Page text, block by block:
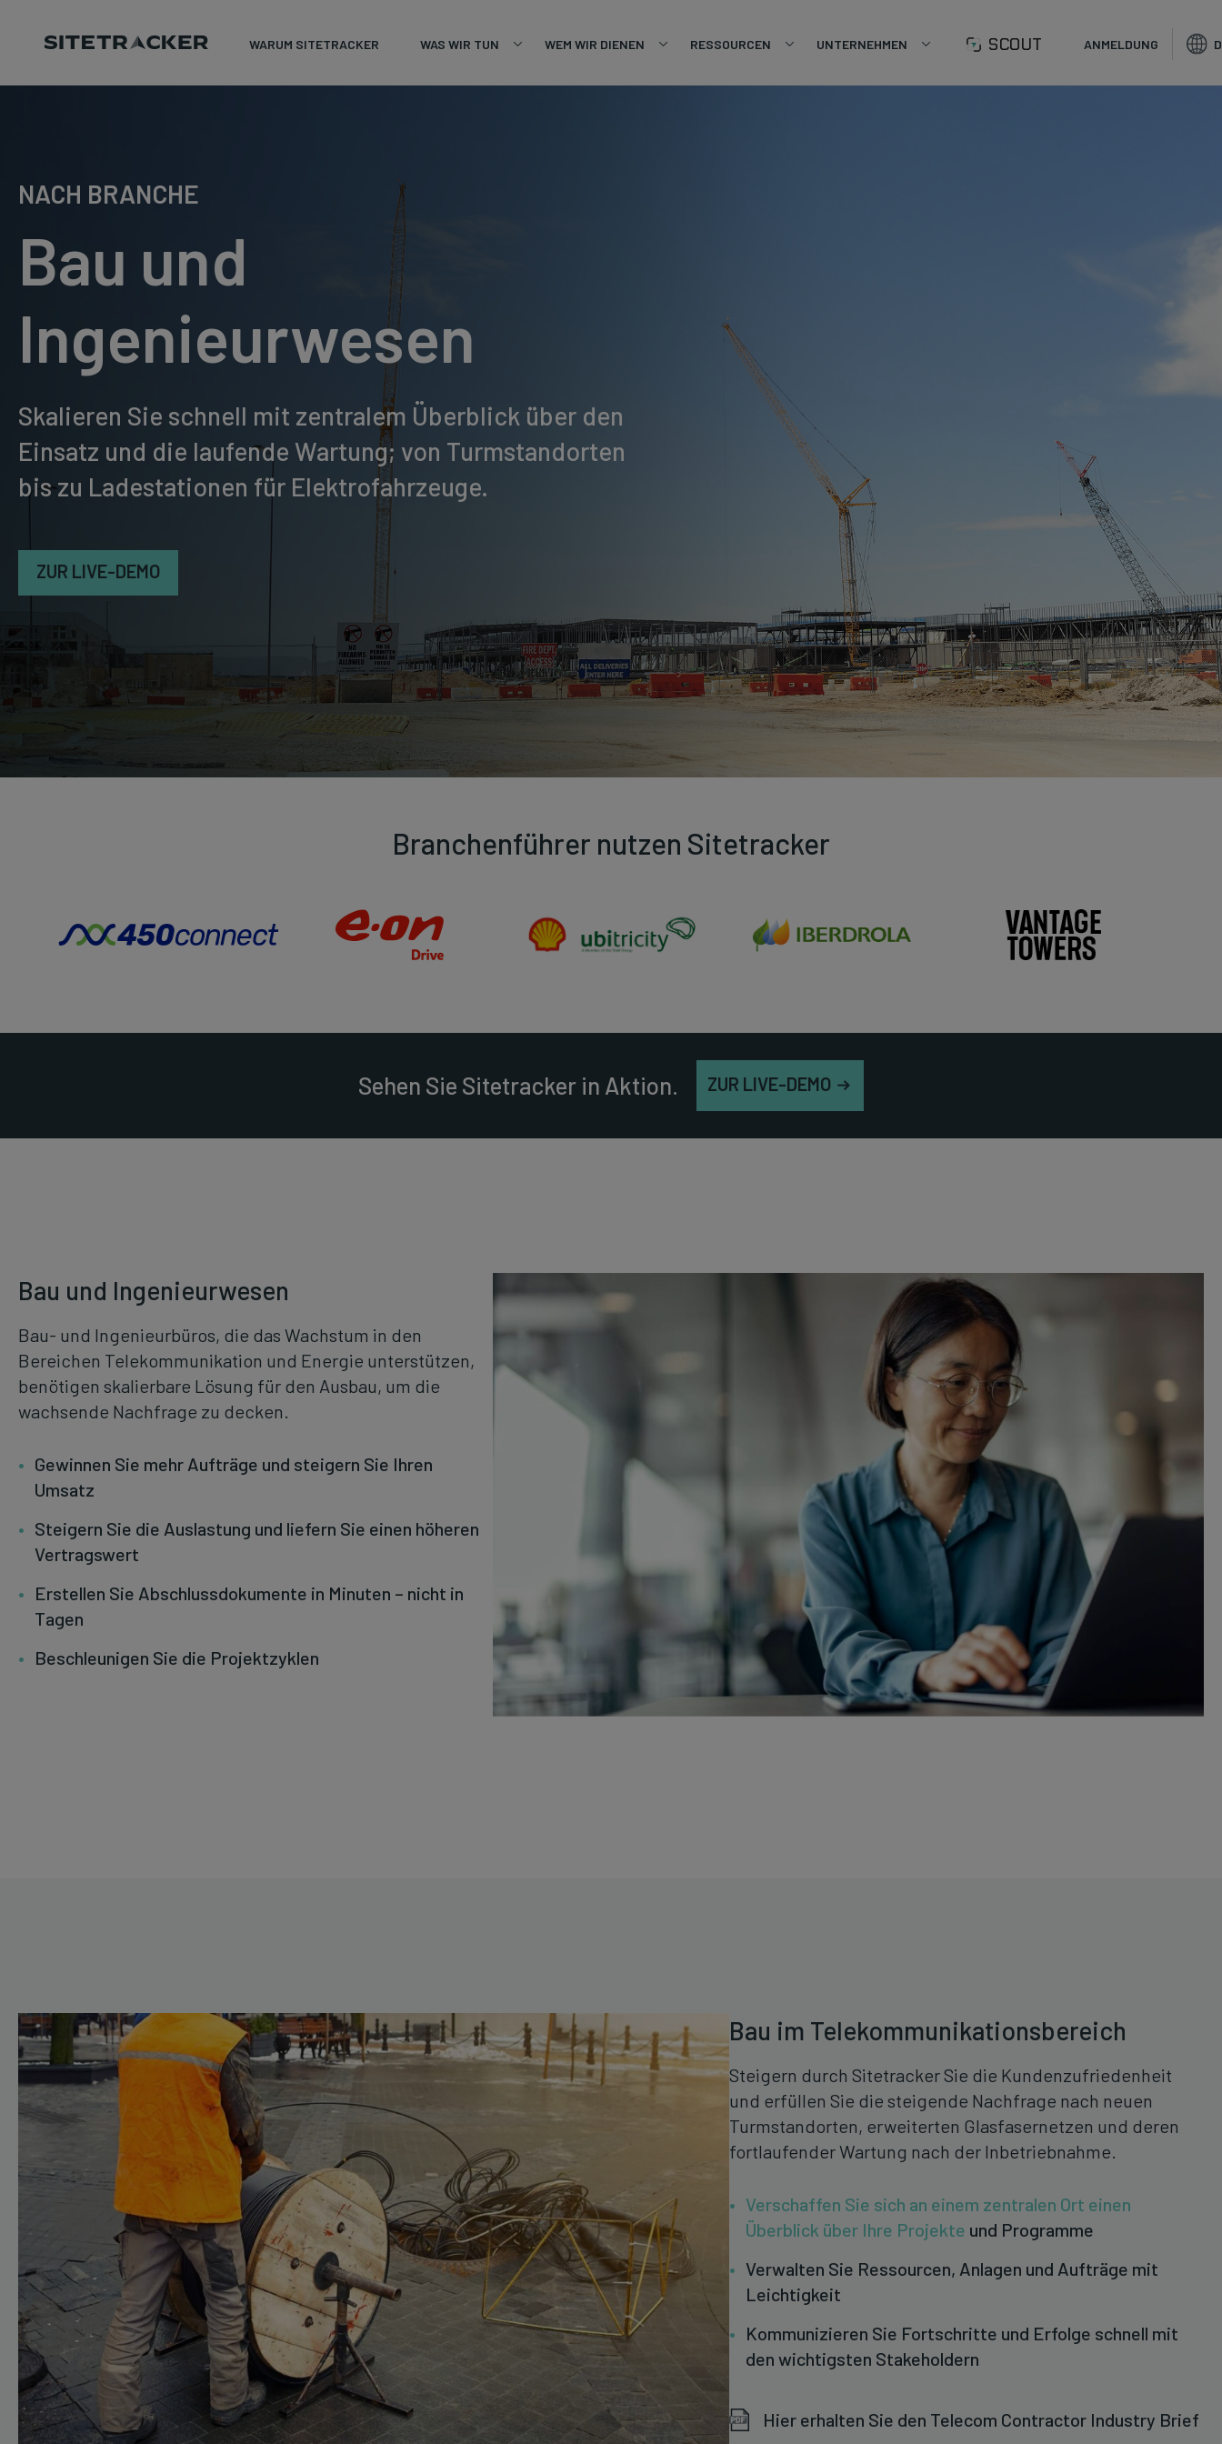
WARUM SITETRACKER WAS WIR TUN WEM WIR DIENEN RESSOURCEN UNTERNEHMEN SCOUT ANMELDUNG
NACH BRANCHE
Bau und
Ingenieurwesen
Skalieren Sie schnell mit zentralem Überblick über den
Einsatz und die laufende Wartung; von Turmstandorten
bis zu Ladestationen für Elektrofahrzeuge.
ZUR LIVE-DEMO
Branchenführer nutzen Sitetracker
Sehen Sie Sitetracker in Aktion. ZUR LIVE-DEMO
Bau und Ingenieurwesen
Bau- und Ingenieurbüros, die das Wachstum in den
Bereichen Telekommunikation und Energie unterstützen,
benötigen skalierbare Lösung für den Ausbau, um die
wachsende Nachfrage zu decken.
Gewinnen Sie mehr Aufträge und steigern Sie Ihren
Umsatz
Steigern Sie die Auslastung und liefern Sie einen höheren
Vertragswert
Erstellen Sie Abschlussdokumente in Minuten – nicht in
Tagen
Beschleunigen Sie die Projektzyklen
Bau im Telekommunikationsbereich
Steigern durch Sitetracker Sie die Kundenzufriedenheit
und erfüllen Sie die steigende Nachfrage nach neuen
Turmstandorten, erweiterten Glasfasernetzen und deren
fortlaufender Wartung nach der Inbetriebnahme.
Verschaffen Sie sich an einem zentralen Ort einen
Überblick über Ihre Projekte und Programme
Verwalten Sie Ressourcen, Anlagen und Aufträge mit
Leichtigkeit
Kommunizieren Sie Fortschritte und Erfolge schnell mit
den wichtigsten Stakeholdern
Hier erhalten Sie den Telecom Contractor Industry Brief